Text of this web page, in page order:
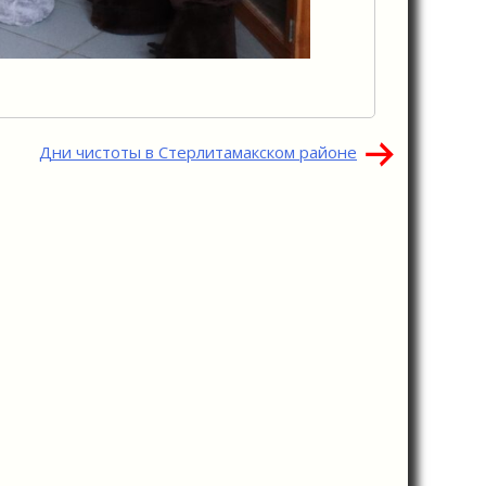
Дни чистоты в Стерлитамакском районе